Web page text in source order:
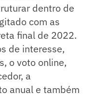
dentro de
com as
final de 2022.
de interesse,
o voto online,
a
anual e também